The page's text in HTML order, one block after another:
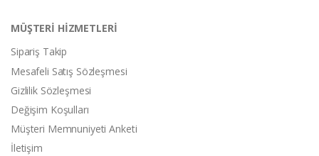
MÜŞTERİ HİZMETLERİ
Sipariş Takip
Mesafeli Satış Sözleşmesi
Gizlilik Sözleşmesi
Değişim Koşulları
Müşteri Memnuniyeti Anketi
İletişim